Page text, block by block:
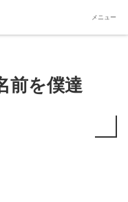
前を僕達
メニュー